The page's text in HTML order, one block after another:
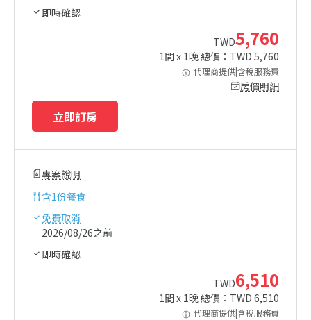
即時確認
TWD5,760
1間 x 1晚 總價：TWD 5,760
代理商提供|含稅服務費
房價明細
立即訂房
專案說明
含1份餐食
免費取消
2026/08/26之前
即時確認
TWD6,510
1間 x 1晚 總價：TWD 6,510
代理商提供|含稅服務費